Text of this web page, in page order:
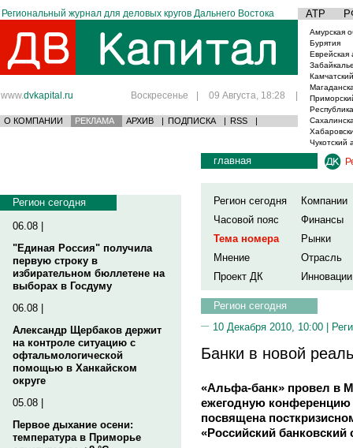
Региональный журнал для деловых кругов Дальнего Востока АТР
www.dvkapital.ru Воскресенье | 09 Августа, 18:28 |
О КОМПАНИИ РЕКЛАМА АРХИВ | ПОДПИСКА | RSS |
Амурская
Бурятия
Еврейская
Чукотский
Регион сегодня
06.08 |
"Единая Россия" получила
первую строку в
избирательном бюллетене на
выборах в Госдуму
06.08 |
Александр Щербаков держит
на контроле ситуацию с
офтальмологической
помощью в Ханкайском
округе
05.08 |
Первое дыхание осени:
температура в Приморье
главная
Регион сегодня
Компании
Часовой пояс
Финансы
Тема номера
Рынки
Мнение
Отрасль
Проект ДК
Инновации
Регион сегодня
10 Декабря 2010, 10:00 |
Банки в новой
«Альфа-банк» провел в
ежегодную
посвящена
«Российский банковский